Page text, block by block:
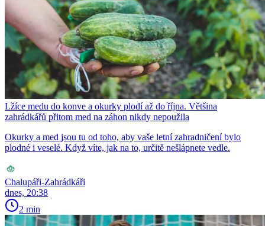
Lžíce medu do konve a okurky plodí až do října. Většina
zahrádkářů přitom med na záhon nikdy nepoužila
Okurky a med jsou tu od toho, aby vaše letní zahradničení bylo
plodné i veselé. Když víte, jak na to, určitě nešlápnete vedle.
Chalupáři-Zahrádkáři
dnes, 20:38
2 min